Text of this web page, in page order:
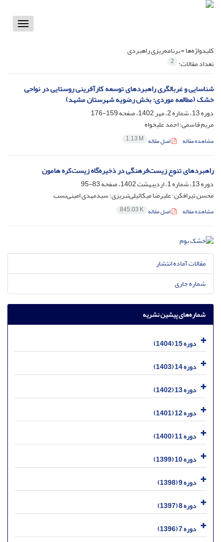
Toggle
کلیدواژه‌ها =برنامه‌ریزی راهبردی
تعداد مقالات: 2
شناسایی و غربالگری راهبردهای توسعه کارآفرینی روستایی در نواحی
خشک (مطالعه موردی: بخش رضویه شهرستان مشهد)
دوره 13، شماره 2، مهر 1402، صفحه
159-176
مریم قاسمی؛ احمد علیخواه
مشاهده مقاله اصل مقاله 1.13 M
راهبردهای تنوع زیست‌فرهنگی در ذخیره‌گاه زیست‌کره هامون
دوره 13، شماره 1، اردیبهشت 1402، صفحه
83-95
محسن تیرافکن؛ علیرضا میکائیلی‌تبریزی؛ سیدمهدی امینی‌نسب
مشاهده مقاله اصل مقاله 845.03 K
مقالات آماده انتشار
شماره جاری
شماره‌های پیشین نشریه
دوره 15 (1404)
دوره 14 (1403)
دوره 13 (1402)
دوره 12 (1401)
دوره 11 (1400)
دوره 10 (1399)
دوره 9 (1398)
دوره 8 (1397)
دوره 7 (1396)